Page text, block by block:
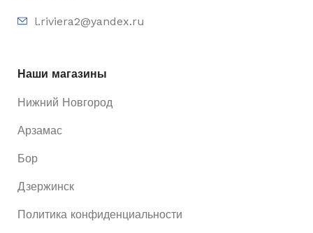
l.riviera2@yandex.ru
Наши магазины
Нижний Новгород
Арзамас
Бор
Дзержинск
Политика конфиденциальности